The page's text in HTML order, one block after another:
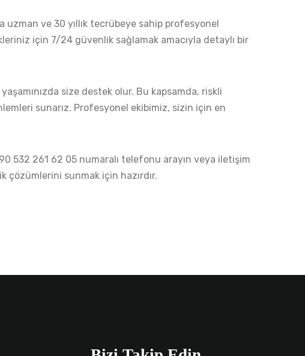
uzman ve 30 yıllık tecrübeye sahip profesyonel
için 7/24 güvenlik sağlamak amacıyla detaylı bir
size destek olur. Bu kapsamda, riskli
sunarız. Profesyonel ekibimiz, sizin için en
532 261 62 05 numaralı telefonu arayın veya iletişim
çözümlerini sunmak için hazırdır.